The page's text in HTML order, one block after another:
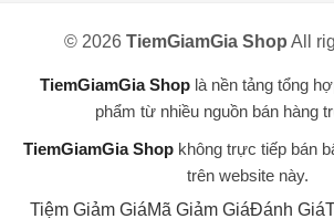
đèn năng lượng mặt trời
bình đun siêu tốc
dụng cụ vệ sinh nhà cửa
áo thun nam nữ
điện thoại redmi turbo 4 pro
© 2026 TiemGiamGia Shop All
TiemGiamGia Shoplà nền tảng tổng
phẩm từ nhiều nguồn bán hàng
TiemGiamGia Shopkhông trực tiếp bán
trên website này.
Tiệm Giảm GiáMã Giảm GiáĐánh Giá